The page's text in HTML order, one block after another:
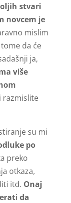
stvari
novcem je
mislim
da će
ja,
više
razmislite
su mi
po
preko
otkaza,
itd. Onaj
da